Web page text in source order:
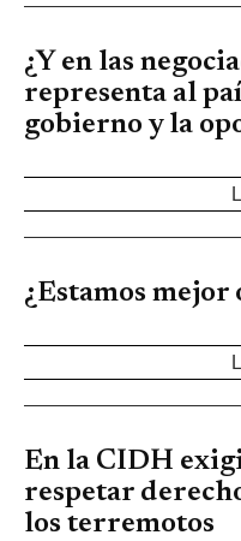
¿Y en las
representa al
gobierno y la
¿Estamos mejor
En la CIDH
respetar
los terremotos